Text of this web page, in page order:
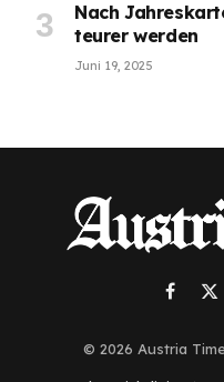
Nach
teurer werden
Juni 19, 2025
X
© 2026 Austria